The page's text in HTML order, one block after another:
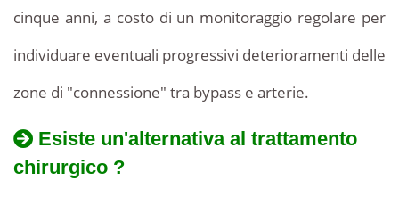
cinque anni, a costo di un monitoraggio regolare per
individuare eventuali progressivi deterioramenti delle
zone di "connessione" tra bypass e arterie.
Esiste un'alternativa al trattamento
chirurgico ?